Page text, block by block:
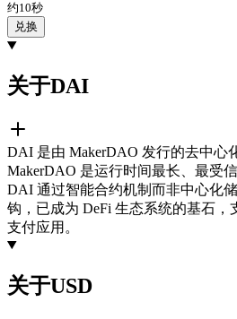
约10秒
兑换
关于DAI
DAI 是由 MakerDAO 发行的去中心
MakerDAO 是运行时间最长、最受
DAI 通过智能合约机制而非中心化
钩，已成为 DeFi 生态系统的基石，
支付应用。
关于USD